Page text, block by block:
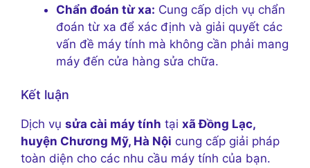
Chẩn đoán từ xa: Cung cấp dịch vụ chẩn
đoán từ xa để xác định và giải quyết các
vấn đề máy tính mà không cần phải mang
máy đến cửa hàng sửa chữa.
Kết luận
Dịch vụ sửa cài máy tính tại xã Đồng Lạc,
huyện Chương Mỹ, Hà Nội cung cấp giải pháp
toàn diện cho các nhu cầu máy tính của bạn.